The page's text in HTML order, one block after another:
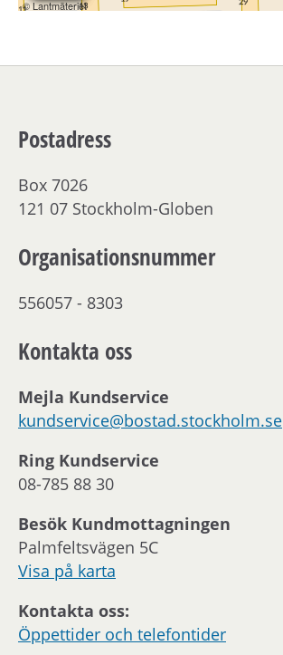
Postadress
Box 7026
121 07 Stockholm-Globen
Organisationsnummer
556057 - 8303
Kontakta oss
Mejla Kundservice
kundservice@bostad.stockholm.se
Ring Kundservice
08-785 88 30
Besök Kundmottagningen
Palmfeltsvägen 5C
Visa på karta
Kontakta oss:
Öppettider och telefontider